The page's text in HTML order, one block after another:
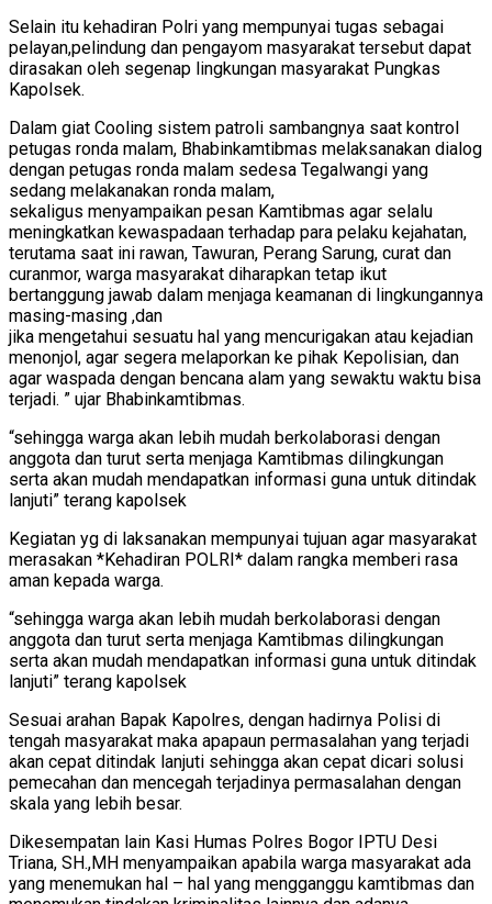
Selain itu kehadiran Polri yang mempunyai tugas sebagai
pelayan,pelindung dan pengayom masyarakat tersebut dapat
dirasakan oleh segenap lingkungan masyarakat Pungkas
Kapolsek.
Dalam giat Cooling sistem patroli sambangnya saat kontrol
petugas ronda malam, Bhabinkamtibmas melaksanakan dialog
dengan petugas ronda malam sedesa Tegalwangi yang
sedang melakanakan ronda malam,
sekaligus menyampaikan pesan Kamtibmas agar selalu
meningkatkan kewaspadaan terhadap para pelaku kejahatan,
terutama saat ini rawan, Tawuran, Perang Sarung, curat dan
curanmor, warga masyarakat diharapkan tetap ikut
bertanggung jawab dalam menjaga keamanan di lingkungannya
masing-masing ,dan
jika mengetahui sesuatu hal yang mencurigakan atau kejadian
menonjol, agar segera melaporkan ke pihak Kepolisian, dan
agar waspada dengan bencana alam yang sewaktu waktu bisa
terjadi. ” ujar Bhabinkamtibmas.
“sehingga warga akan lebih mudah berkolaborasi dengan
anggota dan turut serta menjaga Kamtibmas dilingkungan
serta akan mudah mendapatkan informasi guna untuk ditindak
lanjuti” terang kapolsek
Kegiatan yg di laksanakan mempunyai tujuan agar masyarakat
merasakan *Kehadiran POLRI* dalam rangka memberi rasa
aman kepada warga.
“sehingga warga akan lebih mudah berkolaborasi dengan
anggota dan turut serta menjaga Kamtibmas dilingkungan
serta akan mudah mendapatkan informasi guna untuk ditindak
lanjuti” terang kapolsek
Sesuai arahan Bapak Kapolres, dengan hadirnya Polisi di
tengah masyarakat maka apapaun permasalahan yang terjadi
akan cepat ditindak lanjuti sehingga akan cepat dicari solusi
pemecahan dan mencegah terjadinya permasalahan dengan
skala yang lebih besar.
Dikesempatan lain Kasi Humas Polres Bogor IPTU Desi
Triana, SH.,MH menyampaikan apabila warga masyarakat ada
yang menemukan hal – hal yang mengganggu kamtibmas dan